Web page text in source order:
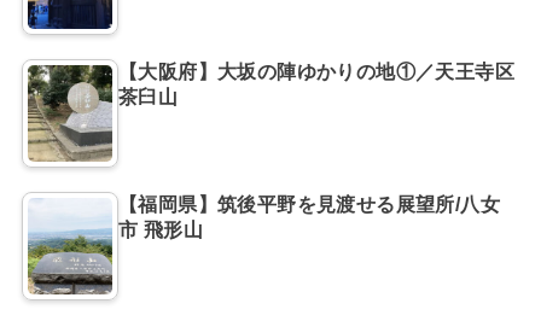
【大阪府】大坂の陣ゆかりの地①／天王寺区
茶臼山
【福岡県】筑後平野を見渡せる展望所/八女
市 飛形山